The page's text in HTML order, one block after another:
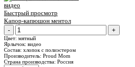
видео
Быстрый просмотр
Капор-капюшон ментол
-
+
Цвет: мятный
Ярлычок: видео
Состав: хлопок с полиэстером
Производитель: Proud Mom
Страна производства: Россия